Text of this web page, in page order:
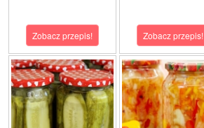
Zobacz przepis! Zobacz przepis!